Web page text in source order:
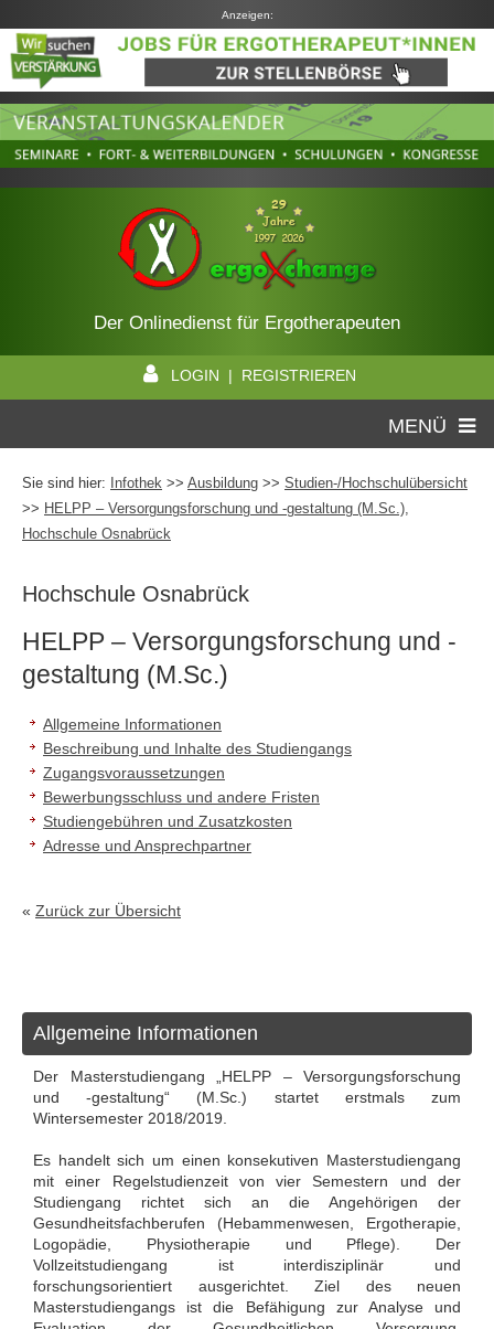
Anzeigen:
Der Onlinedienst für Ergotherapeuten
LOGIN | REGISTRIEREN
MENÜ
Sie sind hier: Infothek >> Ausbildung >> Studien-/Hochschulübersicht
>> HELPP – Versorgungsforschung und -gestaltung (M.Sc.),
Hochschule Osnabrück
Hochschule Osnabrück
HELPP – Versorgungsforschung und -
gestaltung (M.Sc.)
Allgemeine Informationen
Beschreibung und Inhalte des Studiengangs
Zugangsvoraussetzungen
Bewerbungsschluss und andere Fristen
Studiengebühren und Zusatzkosten
Adresse und Ansprechpartner
« Zurück zur Übersicht
Allgemeine Informationen
Der Masterstudiengang „HELPP – Versorgungsforschung
und -gestaltung“ (M.Sc.) startet erstmals zum
Wintersemester 2018/2019.
Es handelt sich um einen konsekutiven Masterstudiengang
mit einer Regelstudienzeit von vier Semestern und der
Studiengang richtet sich an die Angehörigen der
Gesundheitsfachberufen (Hebammenwesen, Ergotherapie,
Logopädie, Physiotherapie und Pflege). Der
Vollzeitstudiengang ist interdisziplinär und
forschungsorientiert ausgerichtet. Ziel des neuen
Masterstudiengangs ist die Befähigung zur Analyse und